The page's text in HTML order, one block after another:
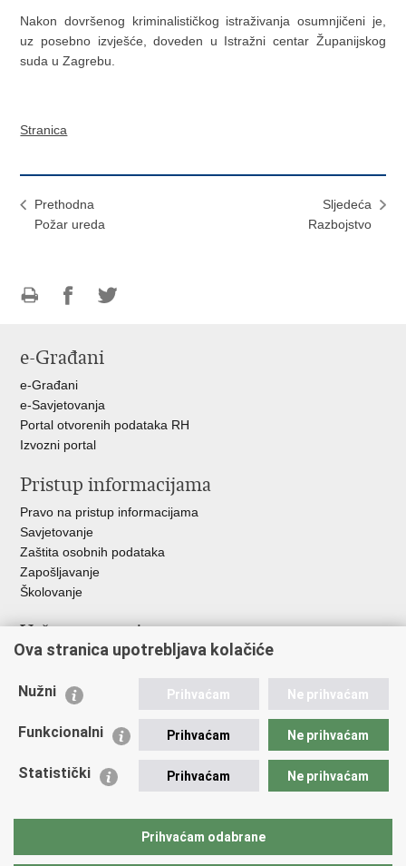
Nakon dovršenog kriminalističkog istraživanja osumnjičeni je,
uz posebno izvješće, doveden u Istražni centar Županijskog
suda u Zagrebu.
Stranica
Prethodna
Požar ureda
Sljedeća
Razbojstvo
FacebookuTwitteru
e-Građani
e-Građani
e-Savjetovanja
Portal otvorenih podataka RH
Izvozni portal
Pristup informacijama
Pravo na pristup informacijama
Savjetovanje
Zaštita osobnih podataka
Zapošljavanje
Školovanje
Važne poveznice
Ministarstvo unutarnjih poslova
Udruge
Policijska akademija
Zaklada policijske solidarnosti
Vučetić"
Ova stranica upotrebljava kolačiće
Nužni Prihvaćam Ne prihvaćam
Funkcionalni Prihvaćam Ne prihvaćam
Statistički Prihvaćam Ne prihvaćam
Prihvaćam odabrane